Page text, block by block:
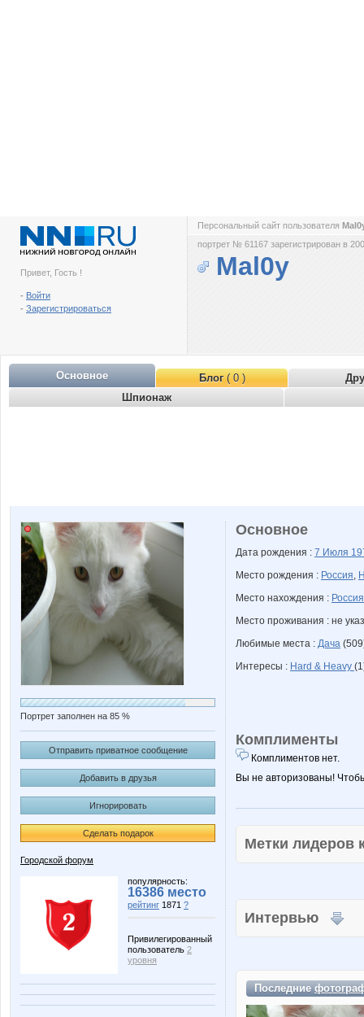
Привет, Гость !
- Войти
- Зарегистрироваться
Персональный сайт пользователя
портрет № 61167 зарегистрирован в
Mal0y
Основное Блог( 0 )
Шпионаж
Портрет заполнен на 85 %
Отправить приватное сообщение
Добавить в друзья
Игнорировать
Сделать подарок
Городской форум
популярность:
16386 место
рейтинг 1871 ?
Привилегированный
пользователь 2
уровня
Основное
Дата рождения : 7 Июля
Место рождения : Россия,
Место нахождения : Россия
Место проживания : не
Любимые места : Дача
Интересы : Hard & Heavy
Комплименты
Комплиментов нет.
Вы не авторизованы!
Метки
Интервью
Последние